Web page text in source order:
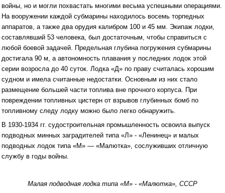
войны, но и могли похвастать многими весьма успешными операциями.
На вооружении каждой субмарины находилось восемь торпедных
аппаратов, а также два орудия калибром 100 и 45 мм. Экипаж лодки,
составлявший 53 человека, был достаточным, чтобы справиться с
любой боевой задачей. Предельная глубина погружения субмарины
достигала 90 м, а автономность плавания у последних лодок этой
серии возросла до 40 суток. Лодка «Д» по праву считалась хорошим
судном и имела считанные недостатки. Основным из них стало
размещение большей части топлива вне прочного корпуса. При
повреждении топливных цистерн от взрывов глубинных бомб по
топливному следу лодку можно было легко обнаружить.
В 1930-1934 гг. судостроительная промышленность освоила выпуск
подводных минных заградителей типа «Л» - «Ленинец» и малых
подводных лодок типа «М» — «Малютка», сослуживших отличную
службу в годы войны.
Малая подводная лодка типа «М» - «Малютка», СССР